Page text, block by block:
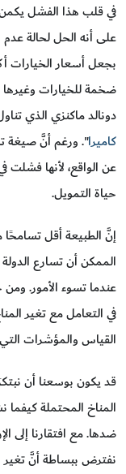
في قلب هذا الفشل
على أنه الحل لحالة عدم
بجعل أسعار الخيارات
ضخمة للخيارات
دونالد ماكنزي الذي
كاميرا". ورغم أنَّ صيغة
عن الواقع، لأنها فشلت
حياة التمويل.
إنَّ الطبيعة أقل
الممكن أن تسارع الدولة
عندما تسوء الأمور.
في التعامل مع تغير
القياس والمؤشرات
قد يكون بوسعنا أن
المناخ المحتملة كيفما
ضدها. مع افتقارنا إلى
نفترض ببساطة أنَّ